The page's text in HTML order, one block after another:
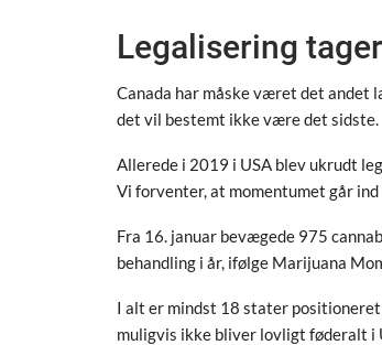
Legalisering
Canada har måske været det andet
det vil bestemt ikke være det sidste.
Allerede i 2019 i USA blev ukrudt
Vi forventer, at momentumet går
Fra 16. januar bevægede 975
behandling i år, ifølge Marijuana
I alt er mindst 18 stater
muligvis ikke bliver lovligt føderalt i